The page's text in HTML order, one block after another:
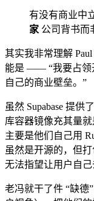
有没有商业中
家 公司背书而
其实我非常理解
能是 —— “我要占领
自己的商业壁垒。”
虽然 Supabase 提供
库容器镜像充其量
主要是他们自己用
虽然是开源的，但
无法指望让用户自己
老冯就干了件 “缺德